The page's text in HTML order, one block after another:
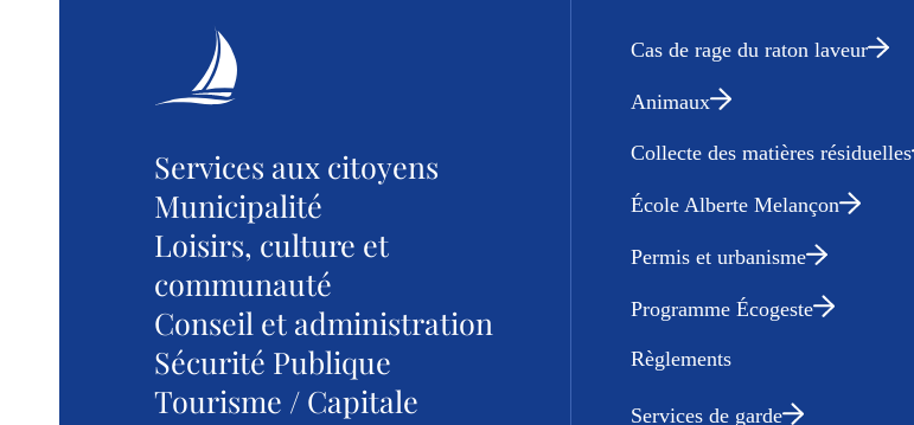
Services aux citoyens
Municipalité
Loisirs, culture et
communauté
Conseil et administration
Sécurité Publique
Tourisme / Capitale
Cas de rage du raton laveur
Animaux
Collecte des matières résiduelles
École Alberte Melançon
Permis et urbanisme
Programme Écogeste
Règlements
Services de garde